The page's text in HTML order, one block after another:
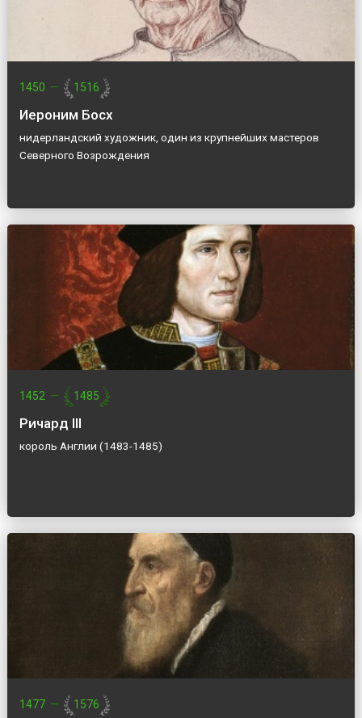
1450 — 1516
Иероним Босх
нидерландский художник, один из крупнейших мастеров
Северного Возрождения
1452 — 1485
Ричард III
король Англии (1483-1485)
1477 — 1576